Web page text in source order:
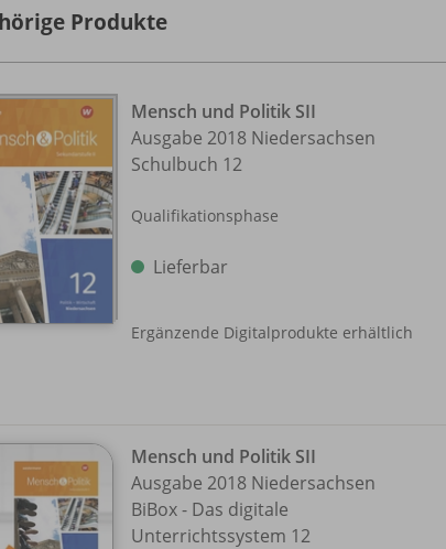
Produkte
Mensch und Politik SII
Ausgabe 2018 Niedersachsen
Schulbuch 12
Qualifikationsphase
Lieferbar
Ergänzende Digitalprodukte erhältlich
Mensch und Politik SII
Ausgabe 2018 Niedersachsen
BiBox - Das digitale
Unterrichtssystem 12